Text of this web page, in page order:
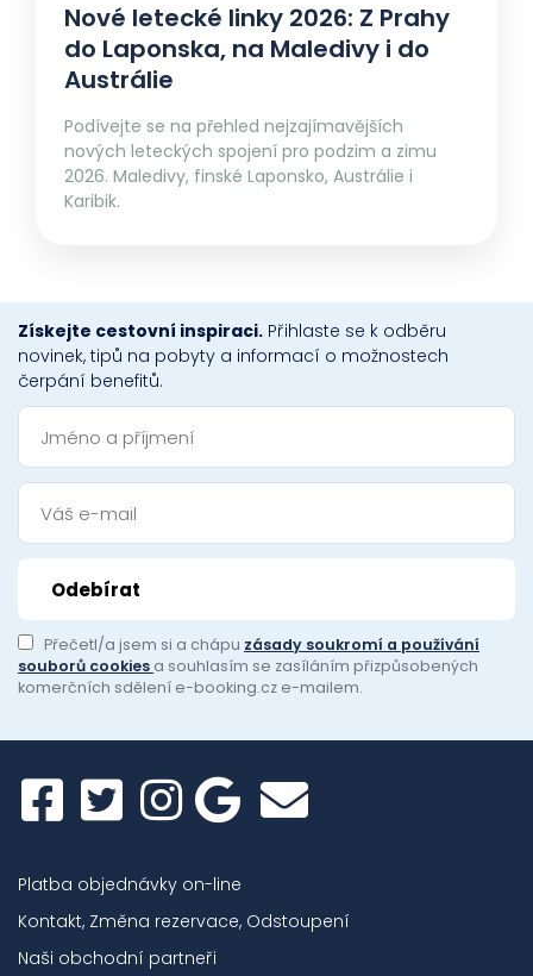
Nové letecké linky 2026: Z Prahy
do Laponska, na Maledivy i do
Austrálie
Podívejte se na přehled nejzajímavějších
nových leteckých spojení pro podzim a zimu
2026. Maledivy, finské Laponsko, Austrálie i
Karibik.
Získejte cestovní inspiraci. Přihlaste se k odběru
novinek, tipů na pobyty a informací o možnostech
čerpání benefitů.
Přečetl/a jsem si a chápu zásady soukromí a používání
souborů cookies a souhlasím se zasíláním přizpůsobených
komerčních sdělení e-booking.cz e-mailem.
Platba objednávky on-line
Kontakt, Změna rezervace, Odstoupení
Naši obchodní partneři